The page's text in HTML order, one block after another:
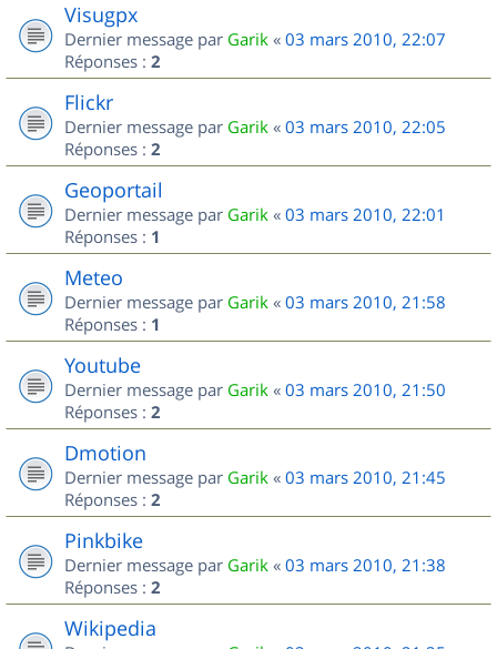
Visugpx
Dernier message par Garik « 03 mars 2010, 22:07
Réponses : 2
Flickr
Dernier message par Garik « 03 mars 2010, 22:05
Réponses : 2
Geoportail
Dernier message par Garik « 03 mars 2010, 22:01
Réponses : 1
Meteo
Dernier message par Garik « 03 mars 2010, 21:58
Réponses : 1
Youtube
Dernier message par Garik « 03 mars 2010, 21:50
Réponses : 2
Dmotion
Dernier message par Garik « 03 mars 2010, 21:45
Réponses : 2
Pinkbike
Dernier message par Garik « 03 mars 2010, 21:38
Réponses : 2
Wikipedia